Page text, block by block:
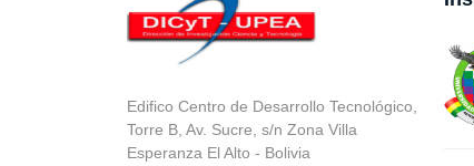
Edifico Centro de Desarrollo Tecnológico,
Torre B, Av. Sucre, s/n Zona Villa
Esperanza El Alto - Bolivia